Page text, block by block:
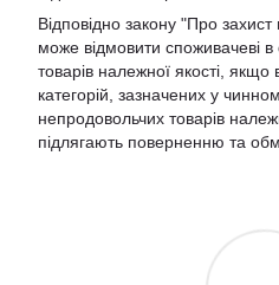
Відповідно закону "Про захист
може відмовити споживачеві в
товарів належної якості, якщо
категорій, зазначених у
непродовольчих товарів
підлягають поверненню та